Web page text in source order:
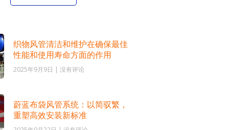
织物风管清洁和维护在确保最佳
性能和使用寿命方面的作用
2025年9月9日
没有评论
蔚蓝布袋风管系统：以简驭繁，
重塑高效安装新标准